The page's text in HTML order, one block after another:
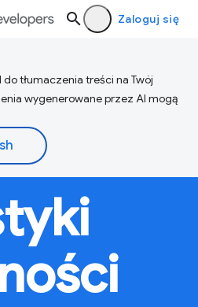
Zaloguj się
tłumaczenia treści na Twój
wygenerowane przez AI mogą